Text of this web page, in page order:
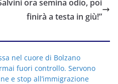
ora semina odio, poi
finirà a testa in giù!”
nel cuore di Bolzano
fuori controllo. Servono
e stop all’immigrazione